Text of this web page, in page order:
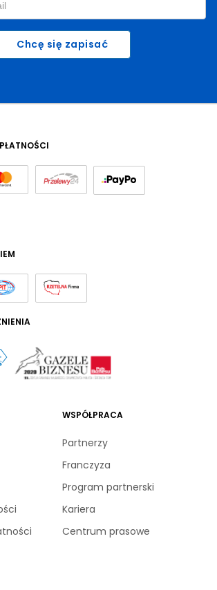
Chcę się zapisać
WSPÓŁPRACA
Partnerzy
Franczyza
Program partnerski
Kariera
Centrum prasowe